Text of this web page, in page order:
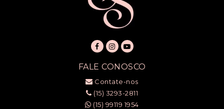
FALE CONOSCO
Contate-nos
(15) 3293-2811
(15) 99119 1954